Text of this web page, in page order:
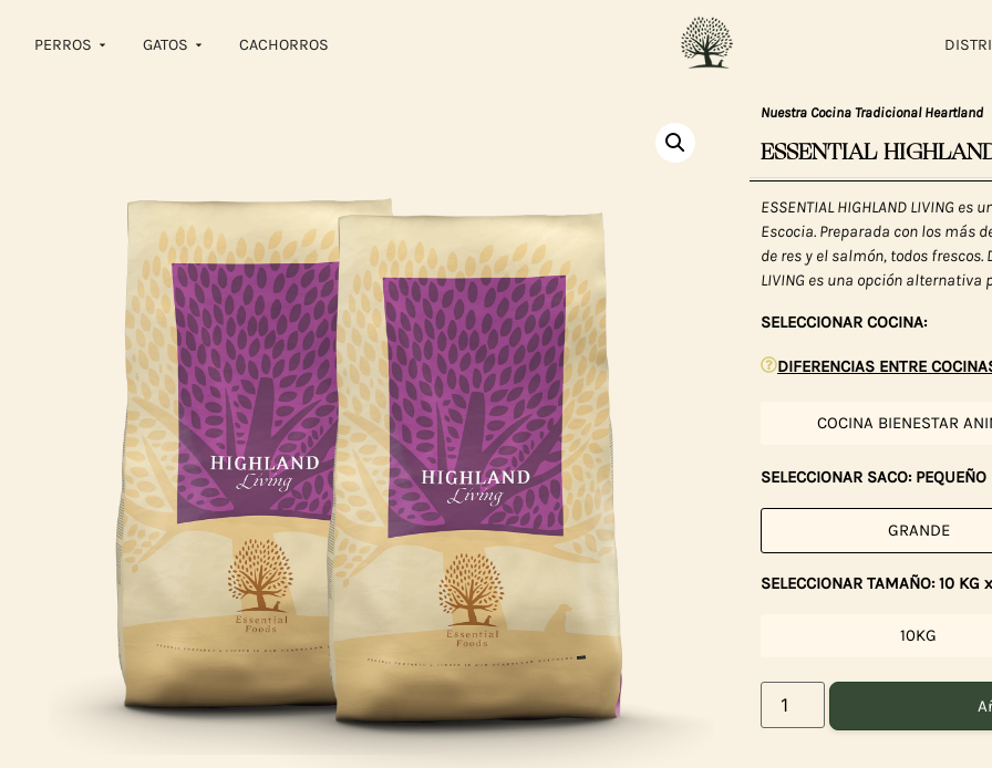
PERROS GATOS CACHORROS
Nuestra Cocina Tradicional Heartland
ESSENTIAL
ESSENTIAL HIGHLAND LIVING
Escocia. Preparada con los más
de res y el salmón, todos frescos.
LIVING es una opción alternativa
SELECCIONAR COCINA:
DIFERENCIAS ENTRE
COCINA BIENESTAR
SELECCIONAR SACO: PEQUEÑO
GRANDE
SELECCIONAR TAMAÑO: 10 KG
10KG